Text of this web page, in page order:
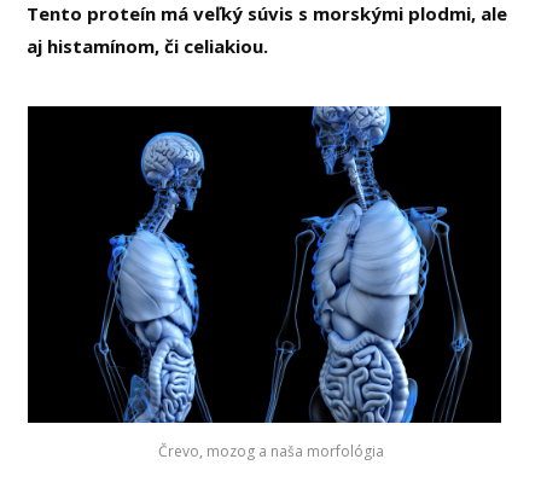
Tento proteín má veľký súvis s morskými plodmi, ale
aj histamínom, či celiakiou.
Črevo, mozog a naša morfológia